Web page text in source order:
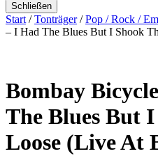
Schließen
Start /Tonträger/Pop / Rock /
– I Had The Blues But I Shook
Bombay
The Blues But
Loose (Live At